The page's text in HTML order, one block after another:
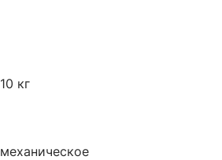
10 кг
механическое